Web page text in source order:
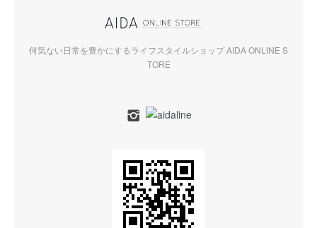
何気ない日常を豊かにするライフスタイルショップ AIDA ONLINE S
TORE